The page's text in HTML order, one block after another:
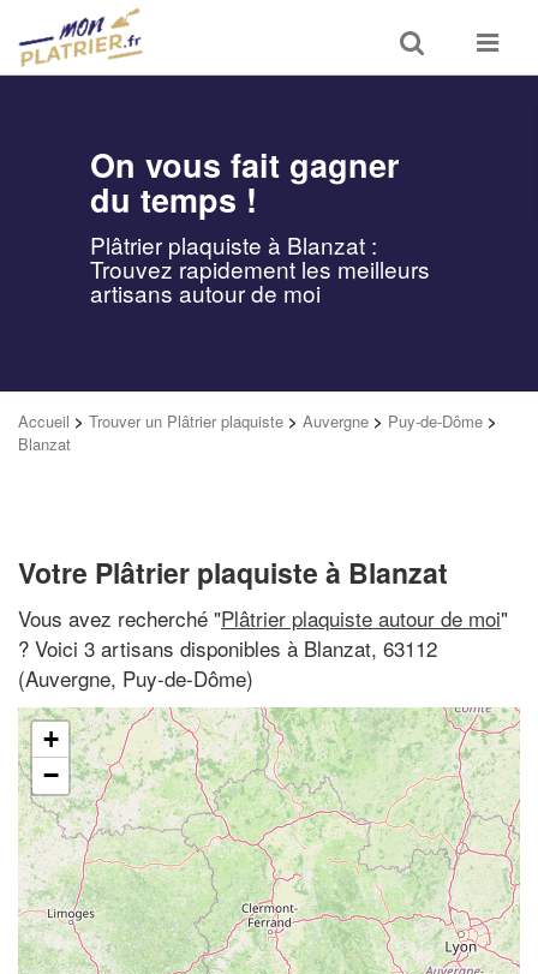
Toggle
search
Toggle
On vous fait gagner
du temps !
Plâtrier plaquiste à Blanzat :
Trouvez rapidement les meilleurs
artisans autour de moi
Accueil > Trouver un Plâtrier plaquiste > Auvergne > Puy-de-Dôme >
Blanzat
Votre Plâtrier plaquiste à Blanzat
Vous avez recherché "Plâtrier plaquiste autour de moi"
? Voici 3 artisans disponibles à Blanzat, 63112
(Auvergne, Puy-de-Dôme)
+
−